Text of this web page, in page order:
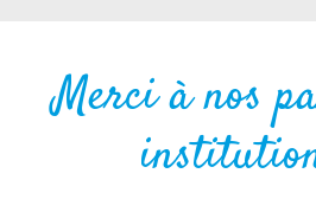
Merci à nos